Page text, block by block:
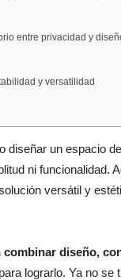
entre privacidad y
y versatilidad
diseñar un espacio
ni funcionalidad.
versátil y
diseño,
lograrlo. Ya no